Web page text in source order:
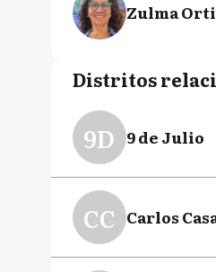
Zulma
Distritos
9D 9 de Julio
CC Carlos